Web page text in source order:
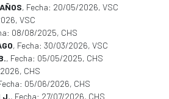
, Fecha: 20/05/2026, VSC
VSC
08/08/2025, CHS
, Fecha: 30/03/2026, VSC
, Fecha: 05/05/2025, CHS
CHS
05/06/2026, CHS
J., Fecha: 27/07/2026, CHS